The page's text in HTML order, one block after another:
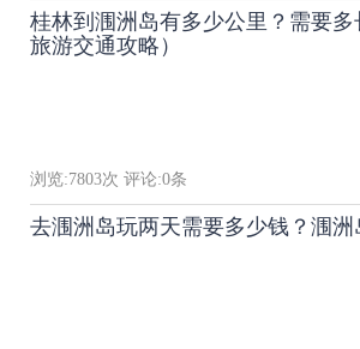
桂林到涠洲岛有多少公里？需要多
旅游交通攻略）
浏览:7803次 评论:0条
去涠洲岛玩两天需要多少钱？涠洲